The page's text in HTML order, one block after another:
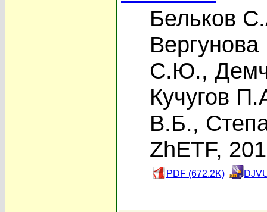
Бельков
Вергунова
С.Ю.,
Кучугов
В.Б.,
ZhETF,
PDF (672.2K)